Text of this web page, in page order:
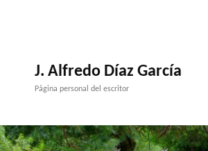
J. Alfredo Díaz García
Página personal del escritor